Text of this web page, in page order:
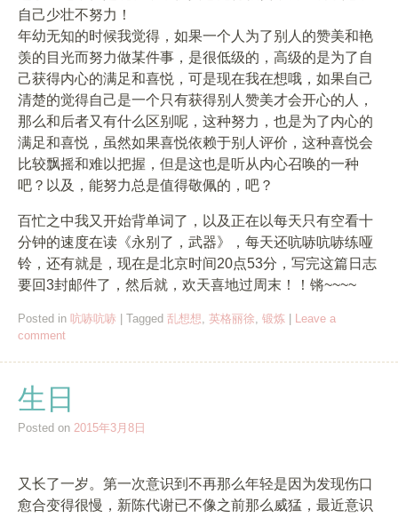
自己少壮不努力！
年幼无知的时候我觉得，如果一个人为了别人的赞美和艳
羡的目光而努力做某件事，是很低级的，高级的是为了自
己获得内心的满足和喜悦，可是现在我在想哦，如果自己
清楚的觉得自己是一个只有获得别人赞美才会开心的人，
那么和后者又有什么区别呢，这种努力，也是为了内心的
满足和喜悦，虽然如果喜悦依赖于别人评价，这种喜悦会
比较飘摇和难以把握，但是这也是听从内心召唤的一种
吧？以及，能努力总是值得敬佩的，吧？
百忙之中我又开始背单词了，以及正在以每天只有空看十
分钟的速度在读《永别了，武器》，每天还吭哧吭哧练哑
铃，还有就是，现在是北京时间20点53分，写完这篇日志
要回3封邮件了，然后就，欢天喜地过周末！！锵~~~~
Posted in 吭哧吭哧 Tagged 乱想想, 英格丽徐, 锻炼
Leave a
comment
生日
Posted on 2015年3月8日
又长了一岁。第一次意识到不再那么年轻是因为发现伤口
愈合变得很慢，新陈代谢已不像之前那么威猛，最近意识